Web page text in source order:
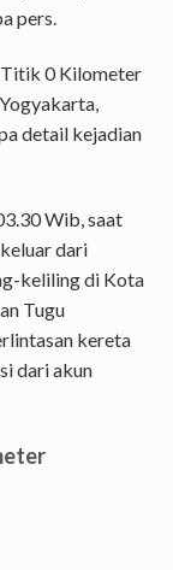
pers.
Titik 0 Kilometer
detail kejadian
Wib, saat
dari
keliling di Kota
Tugu
kereta
dari akun